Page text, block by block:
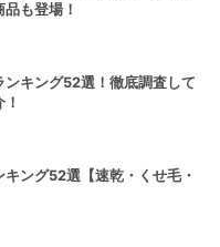
も登場！
キング52選！徹底調査して
ング52選【速乾・くせ毛・